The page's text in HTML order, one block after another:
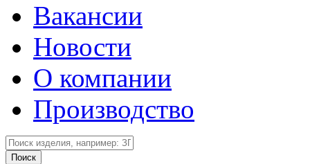
Вакансии
Новости
О компании
Производство